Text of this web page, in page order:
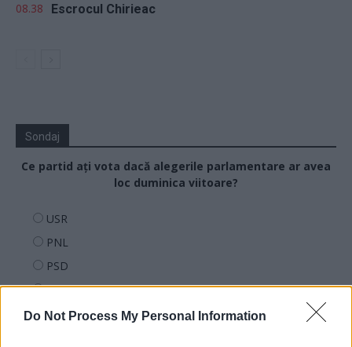
Do Not Process My Personal Information
08.38 Escrocul Chirieac
Sondaj
Ce partid ați vota dacă alegerile parlamentare ar avea
loc duminica viitoare?
USR
PNL
PSD
AUR
UDMR